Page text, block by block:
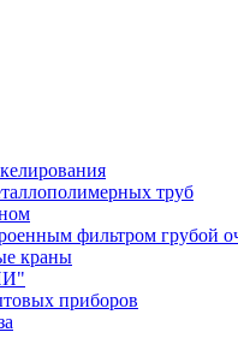
труб
фильтром грубой
краны
приборов